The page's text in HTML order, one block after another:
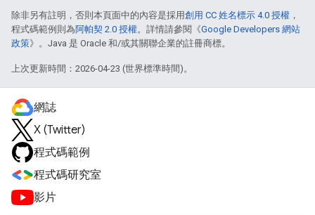
除非另有註明，否則本頁面中的內容是採用創用 CC 姓名標示 4.0 授權 ，
程式碼範例則為阿帕契 2.0 授權。詳情請參閱《Google Developers 網站
政策》。Java 是 Oracle 和/或其關聯企業的註冊商標。
上次更新時間：2026-04-23 (世界標準時間)。
網誌
X (Twitter)
程式碼範例
程式碼研究室
影片